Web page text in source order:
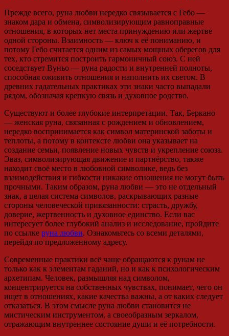
Прежде всего, руна любви нередко связывается с Гебо —
знаком дара и обмена, символизирующим равноправные
отношения, в которых нет места принуждению или жертве
одной стороны. Взаимность — ключ к её пониманию, и
потому Гебо считается одним из самых мощных оберегов для
тех, кто стремится построить гармоничный союз. С ней
соседствует Вуньо — руна радости и внутренней полноты,
способная оживить отношения и наполнить их светом. В
древних гадательных практиках эти знаки часто выпадали
рядом, обозначая крепкую связь и духовное родство.
Существуют и более глубокие интерпретации. Так, Беркано
— женская руна, связанная с рождением и обновлением,
нередко воспринимается как символ материнской заботы и
теплоты, а потому в контексте любви она указывает на
создание семьи, появление новых чувств и укрепление союза.
Эваз, символизирующая движение и партнёрство, также
находит своё место в любовной символике, ведь без
взаимодействия и гибкости никакие отношения не могут быть
прочными. Таким образом, руна любви — это не отдельный
знак, а целая система символов, раскрывающих разные
стороны человеческой привязанности: страсть, дружбу,
доверие, жертвенность и духовное единство. Если вас
интересует более глубокий анализ и исследование, пройдите
по ссылке руна любви. Ознакомьтесь со всеми деталями,
перейдя по предложенному адресу.
Современные практики всё чаще обращаются к рунам не
только как к элементам гаданий, но и как к психологическим
архетипам. Человек, размышляя над символом,
концентрируется на собственных чувствах, понимает, чего он
ищет в отношениях, какие качества важны, а от каких следует
отказаться. В этом смысле руна любви становится не
мистическим инструментом, а своеобразным зеркалом,
отражающим внутреннее состояние души и её потребности.